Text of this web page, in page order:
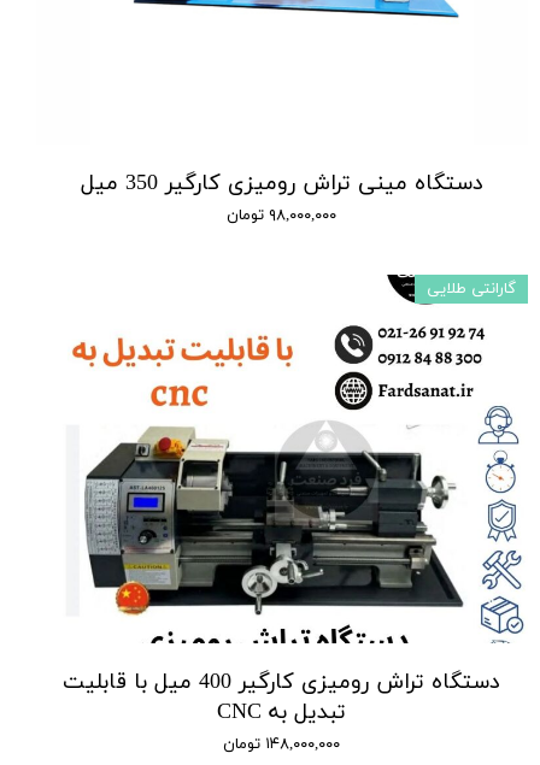
دستگاه مینی تراش رومیزی کارگیر 350 میل
۹۸,۰۰۰,۰۰۰ تومان
دستگاه تراش رومیزی کارگیر 400 میل با قابلیت
تبدیل به CNC
۱۴۸,۰۰۰,۰۰۰ تومان
گارانتی طلایی